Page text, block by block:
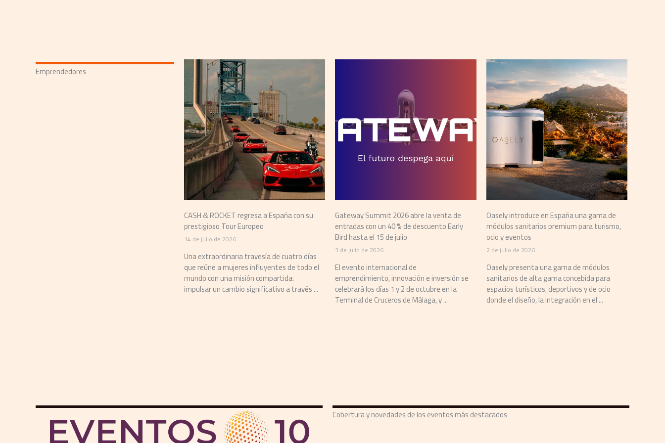
Emprendedores
CASH & ROCKET regresa a España con su
prestigioso Tour Europeo
14 de julio de 2026
Una extraordinaria travesía de cuatro días
que reúne a mujeres influyentes de todo el
mundo con una misión compartida:
impulsar un cambio significativo a través ...
Gateway Summit 2026 abre la venta de
entradas con un 40 % de descuento Early
Bird hasta el 15 de julio
3 de julio de 2026
El evento internacional de
emprendimiento, innovación e inversión se
celebrará los días 1 y 2 de octubre en la
Terminal de Cruceros de Málaga, y ...
Oasely introduce en España una gama de
módulos sanitarios premium para turismo,
ocio y eventos
2 de julio de 2026
Oasely presenta una gama de módulos
sanitarios de alta gama concebida para
espacios turísticos, deportivos y de ocio
donde el diseño, la integración en el ...
Cobertura y novedades de los eventos más destacados